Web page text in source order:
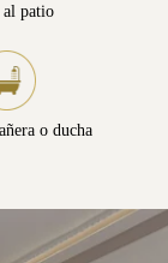
al patio
o ducha